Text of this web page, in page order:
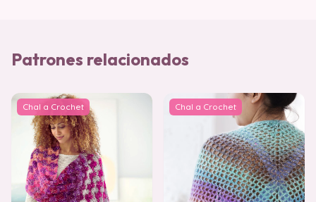
Patrones relacionados
Chal a Crochet Chal a Crochet